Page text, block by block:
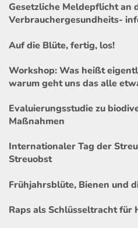
Gesetzliche Meldepflicht an
Verbrauchergesundheits-
Auf die Blüte, fertig, los!
Workshop: Was heißt
warum geht uns das alle
Evaluierungsstudie zu
Maßnahmen
Internationaler Tag der
Streuobst
Frühjahrsblüte, Bienen und
Raps als Schlüsseltracht für